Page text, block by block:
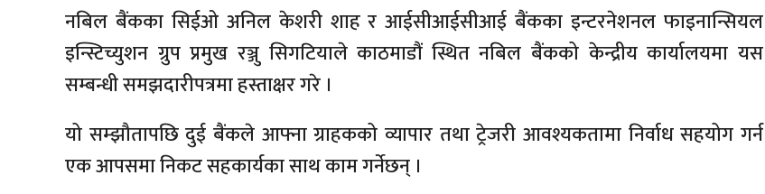
नबिल बैंकका सिईओ अनिल केशरी शाह र आईसीआईसीआई बैंकका इन्टरनेशनल फाइनान्सियल
इन्स्टिच्युशन ग्रुप प्रमुख रञ्जु सिगटियाले काठमाडौं स्थित नबिल बैंकको केन्द्रीय कार्यालयमा यस
सम्बन्धी समझदारीपत्रमा हस्ताक्षर गरे ।
यो सम्झौतापछि दुई बैंकले आफ्ना ग्राहकको व्यापार तथा ट्रेजरी आवश्यकतामा निर्वाध सहयोग गर्न
एक आपसमा निकट सहकार्यका साथ काम गर्नेछन् ।